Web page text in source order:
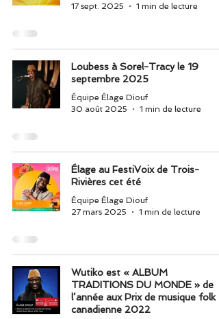
17 sept. 2025
1 min de lecture
Loubess à Sorel-Tracy le 19
septembre 2025
Équipe Élage Diouf
30 août 2025
1 min de lecture
Élage au FestiVoix de Trois-
Rivières cet été
Équipe Élage Diouf
27 mars 2025
1 min de lecture
Wutiko est « ALBUM
TRADITIONS DU MONDE » de
l’année aux Prix de musique folk
canadienne 2022